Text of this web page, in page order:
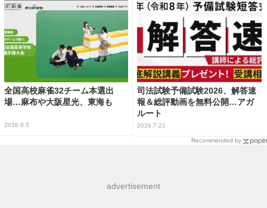
全国高校麻雀32チーム本選出
場…麻布や大阪星光、東海も
2026.8.5
司法試験予備試験2026、解答速
報＆総評動画を無料公開…アガ
ルート
2026.7.21
Recommended by
advertisement